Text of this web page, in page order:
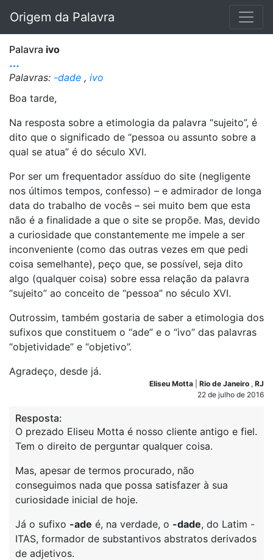
Origem da Palavra
Palavra ivo
…
Palavras: -dade , ivo
Boa tarde,
Na resposta sobre a etimologia da palavra “sujeito”, é
dito que o significado de “pessoa ou assunto sobre a
qual se atua” é do século XVI.
Por ser um frequentador assíduo do site (negligente
nos últimos tempos, confesso) – e admirador de longa
data do trabalho de vocês – sei muito bem que esta
não é a finalidade a que o site se propõe. Mas, devido
a curiosidade que constantemente me impele a ser
inconveniente (como das outras vezes em que pedi
coisa semelhante), peço que, se possível, seja dito
algo (qualquer coisa) sobre essa relação da palavra
“sujeito” ao conceito de “pessoa” no século XVI.
Outrossim, também gostaria de saber a etimologia dos
sufixos que constituem o “ade” e o “ivo” das palavras
“objetividade” e “objetivo”.
Agradeço, desde já.
Eliseu Motta Rio de Janeiro , RJ
22 de julho de 2016
Resposta:
O prezado Eliseu Motta é nosso cliente antigo e fiel.
Tem o direito de perguntar qualquer coisa.
Mas, apesar de termos procurado, não
conseguimos nada que possa satisfazer à sua
curiosidade inicial de hoje.
Já o sufixo -ade é, na verdade, o -dade, do Latim -
ITAS, formador de substantivos abstratos derivados
de adjetivos.